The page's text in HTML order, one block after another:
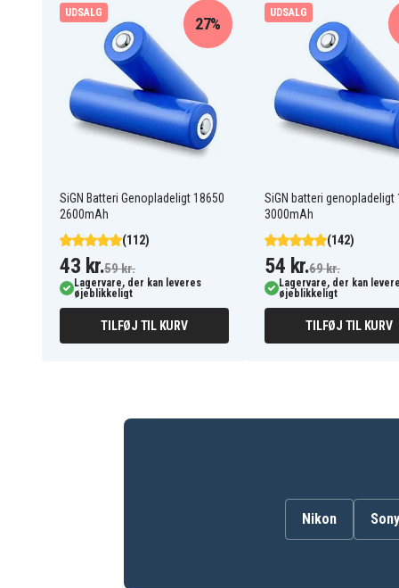
Batteriet er kompatibelt med følgende produkter:
LEGRIA Mini X
PowerShot G1X mark Ⅱ
UDSALG
SiGN Batteri Genopladeligt 18650
2600mAh
(112)
27%
43 kr.59 kr.
Lagervare, der kan leveres
øjeblikkeligt
TILFØJ TIL KURV
UDSALG
SiGN batteri genopladeligt
3000mAh
(142)
54 kr.69 kr.
Lagervare, der kan
øjeblikkeligt
TILFØJ TIL KURV
Nikon Sony